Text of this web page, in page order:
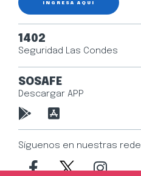
INGRESA AQUÍ
1402
Seguridad Las Condes
SOSAFE
Descargar APP
Síguenos en nuestras